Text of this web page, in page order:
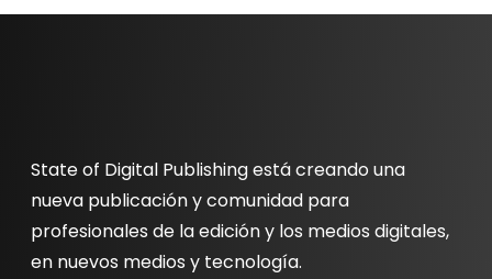
State of Digital Publishing está creando una
nueva publicación y comunidad para
profesionales de la edición y los medios digitales,
en nuevos medios y tecnología.